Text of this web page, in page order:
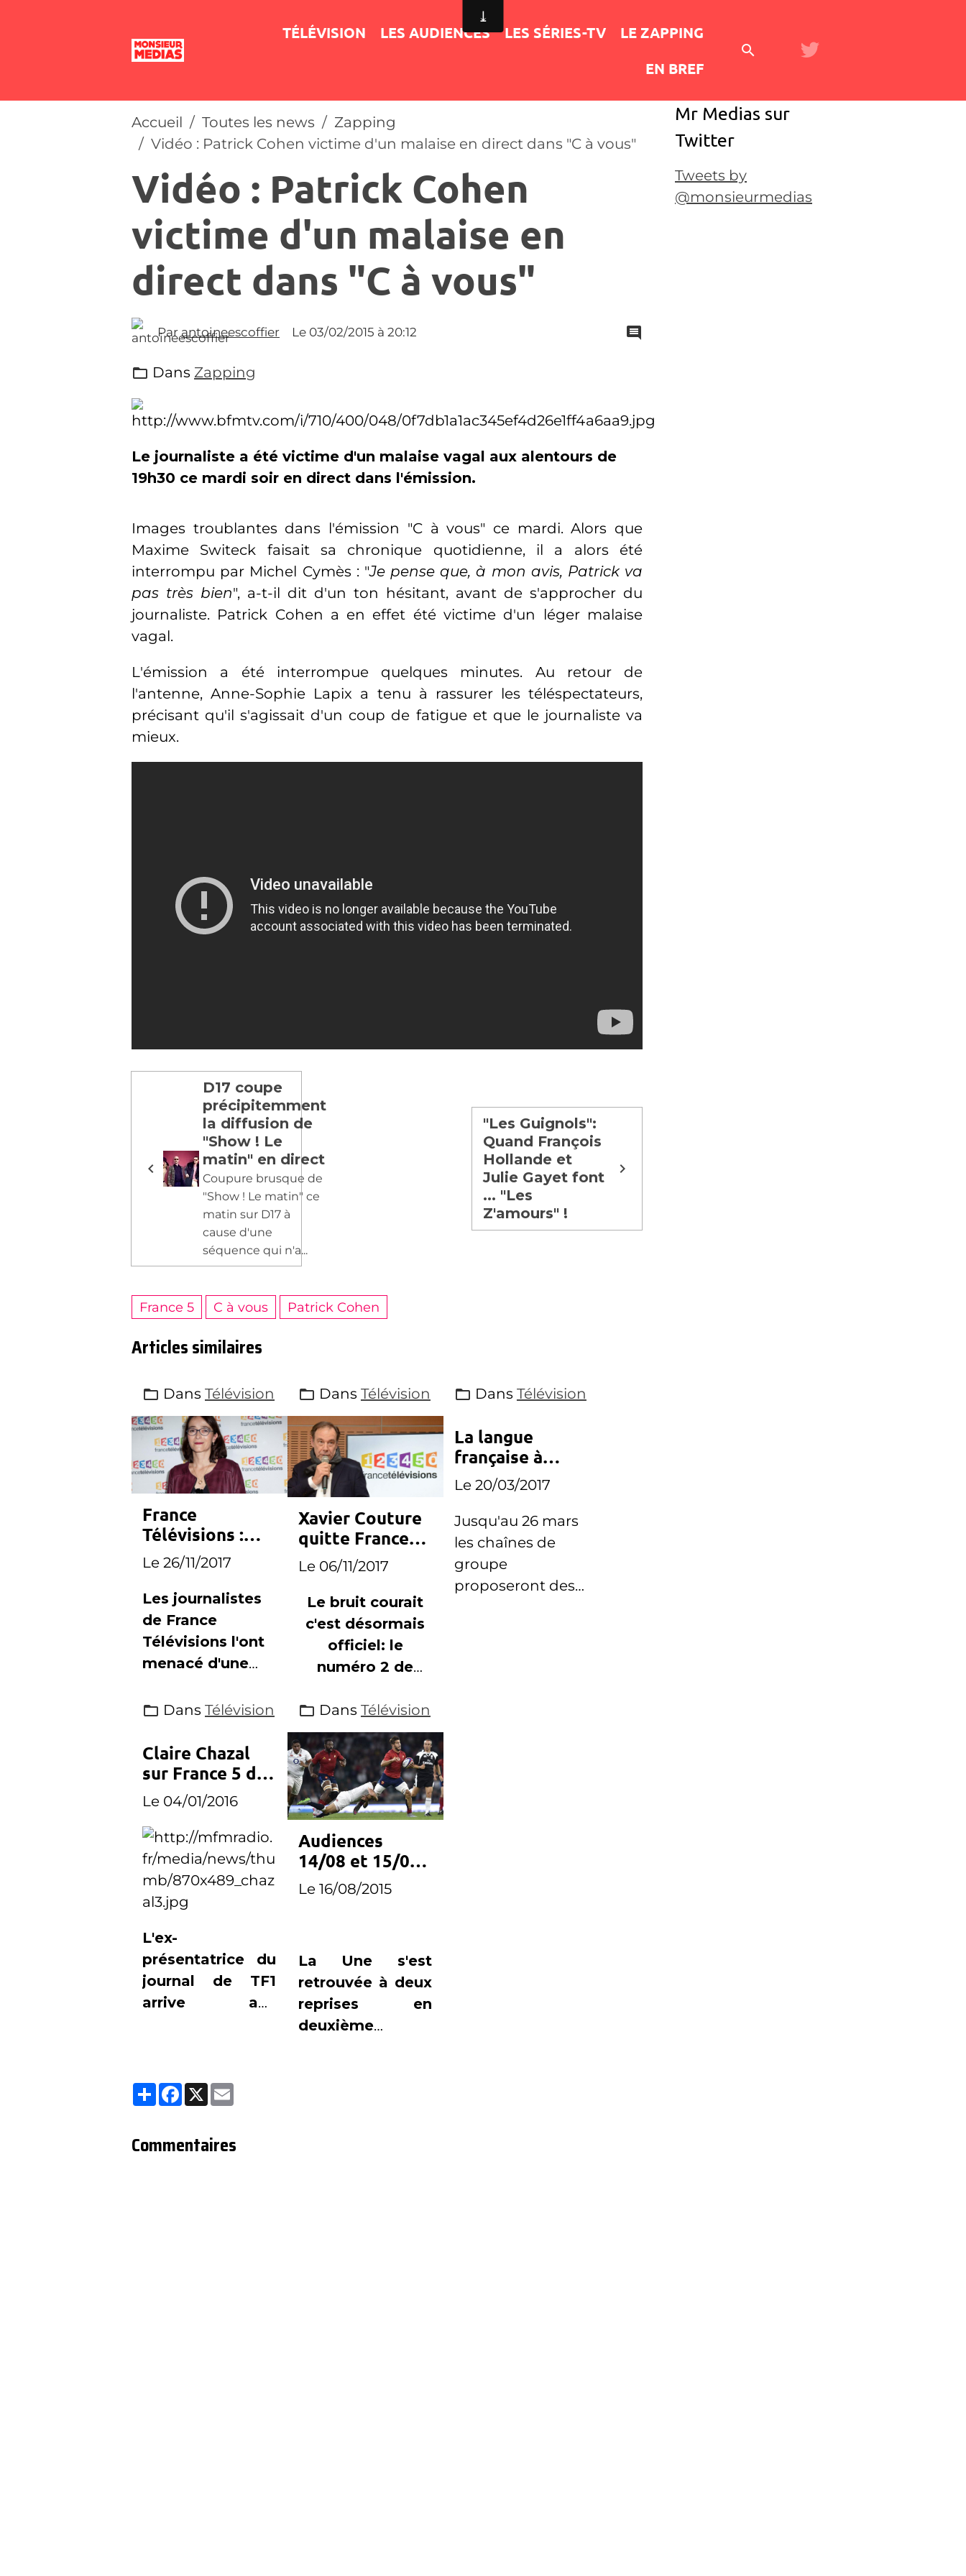
TÉLÉVISION LES AUDIENCES LES SÉRIES-TV
LE ZAPPING
EN BREF
Accueil Toutes les news
Zapping
Vidéo : Patrick Cohen victime d'un malaise en direct dans "C à vous"
Vidéo : Patrick Cohen
victime d'un malaise en
direct dans "C à vous"
Parantoineescoffier Le 03/02/2015 à 20:12
Dans Zapping
Le journaliste a été victime d'un malaise vagal aux alentours de
19h30 ce mardi soir en direct dans l'émission.
Images troublantes dans l'émission "C à vous" ce mardi. Alors que
Maxime Switeck faisait sa chronique quotidienne, il a alors été
interrompu par Michel Cymès : "Je pense que, à mon avis, Patrick va
pas très bien", a-t-il dit d'un ton hésitant, avant de s'approcher du
journaliste. Patrick Cohen a en effet été victime d'un léger malaise
vagal.
L'émission a été interrompue quelques minutes. Au retour de
l'antenne, Anne-Sophie Lapix a tenu à rassurer les téléspectateurs,
précisant qu'il s'agissait d'un coup de fatigue et que le journaliste va
mieux.
D17 coupe
précipitemment
la diffusion de
"Show ! Le
matin" en direct
Coupure brusque de
"Show ! Le matin" ce
matin sur D17 à
cause d'une
séquence qui n'a...
"Les Guignols":
Quand François
Hollande et
Julie Gayet font
... "Les
Z'amours" !
France 5 C à vous Patrick Cohen
Articles similaires
Dans Télévision
France
Télévisions :
Delphine
Ernotte recevra
les
représentants
des journalistes
mardi
Le 26/11/2017
Les journalistes
de France
Télévisions l'ont
menacé d'une
défiance, la
groupe les
recevra mardi
Dans Télévision
Xavier Couture
quitte France
Télévisions
Le 06/11/2017
Le bruit courait
c'est désormais
officiel: le
numéro 2 de
Télévisions
quittera ses
fonctions.
Dans Télévision
La langue
française à
l'honneur sur
France Télés
Le 20/03/2017
Jusqu'au 26 mars
les chaînes de
groupe
proposeront des
Dans Télévision
Claire Chazal
sur France 5 dès
le 18 janvier
Le 04/01/2016
L'ex-
présentatrice du
journal de TF1
arrive aux
libre".
Dans Télévision
Audiences
14/08 et 15/08 :
Le mauvais
week-end de
Le 16/08/2015
La Une s'est
retrouvée à deux
reprises en
deuxième
Partager
Facebook
X
Commentaires
Mr Medias sur
Twitter
Tweets by
@monsieurmedias